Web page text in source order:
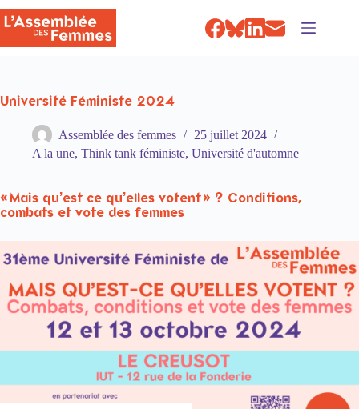
Passer
au
contenu
Université Féministe 2024
Assemblée des femmes
25 juillet 2024
A la une, Think tank féministe, Université d'automne
« Mais qu’est ce qu’elles votent » ? Conditions,
combats et vote des femmes